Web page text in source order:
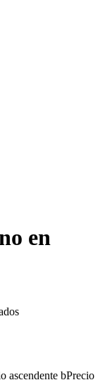
en
ascendente bPrecio